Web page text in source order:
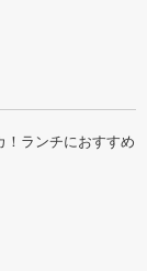
！ランチにおすすめ